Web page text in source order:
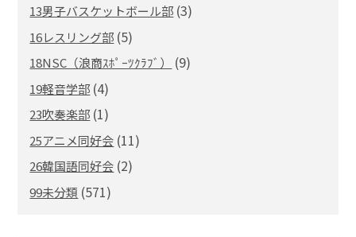
13男子バスケットボール部 (3)
16レスリング部 (5)
18NSC（浪商ｽﾎﾟｰﾂｸﾗﾌﾞ） (9)
19軽音学部 (4)
23吹奏楽部 (1)
25アニメ同好会 (11)
26韓国語同好会 (2)
99未分類 (571)